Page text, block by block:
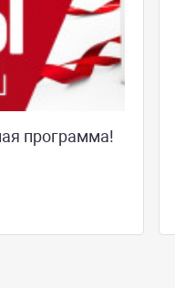
программа!